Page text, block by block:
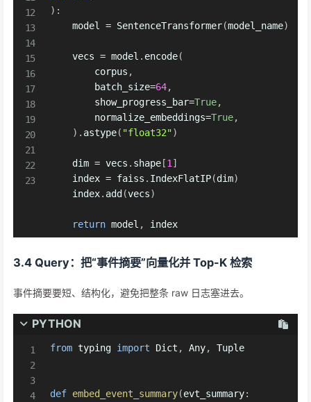
) :
    model
= SentenceTransformer(model_name)
    vecs
= model . encode(
        corpus
,
        batch_size
=64,
        show_progress_bar
=True,
        normalize_embeddings
=True,
) . astype( "float32")
    dim
= vecs . shape [1 ]
    index
= faiss . IndexFlatIP(dim)
    index
. add (vecs)
return model , index
3.4 Query：把“事件摘要”向量化并 Top-K 检索
事件摘要要短、结构化，避免把整条 raw 日志塞进去。
PYTHON
from typing import Dict , Any, Tuple
def embed_event_summary(evt_summary: